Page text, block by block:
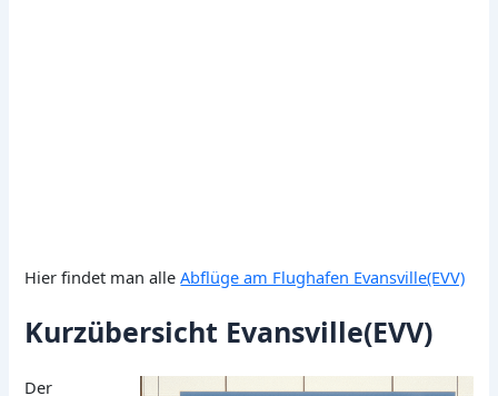
Hier findet man alleAbflüge am Flughafen Evansville(EVV)
Kurzübersicht Evansville(EVV)
Der